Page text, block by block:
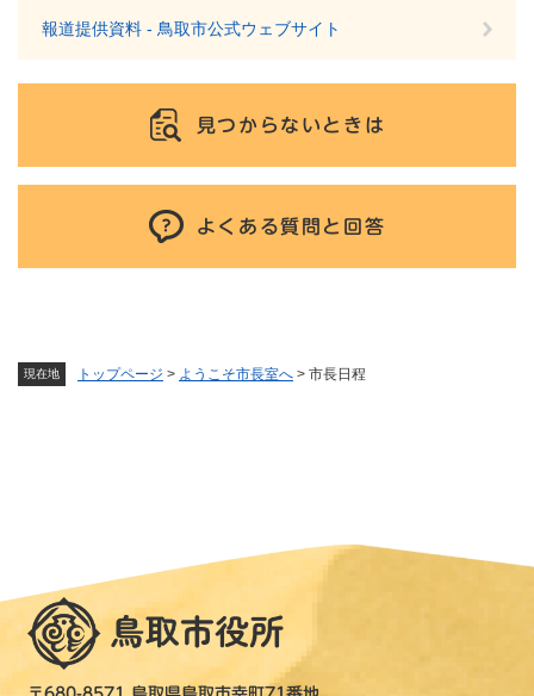
現在地 トップページ > ようこそ市長室へ > 市長日程
報道提供資料 - 鳥取市公式ウェブサイト
見つからないときは
よくある質問と回答